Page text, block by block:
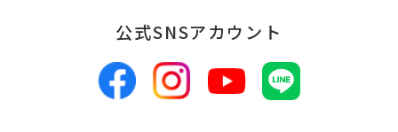
公式SNSアカウント
may
from